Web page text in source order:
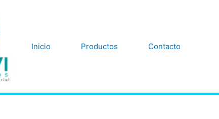
Inicio Productos Contacto